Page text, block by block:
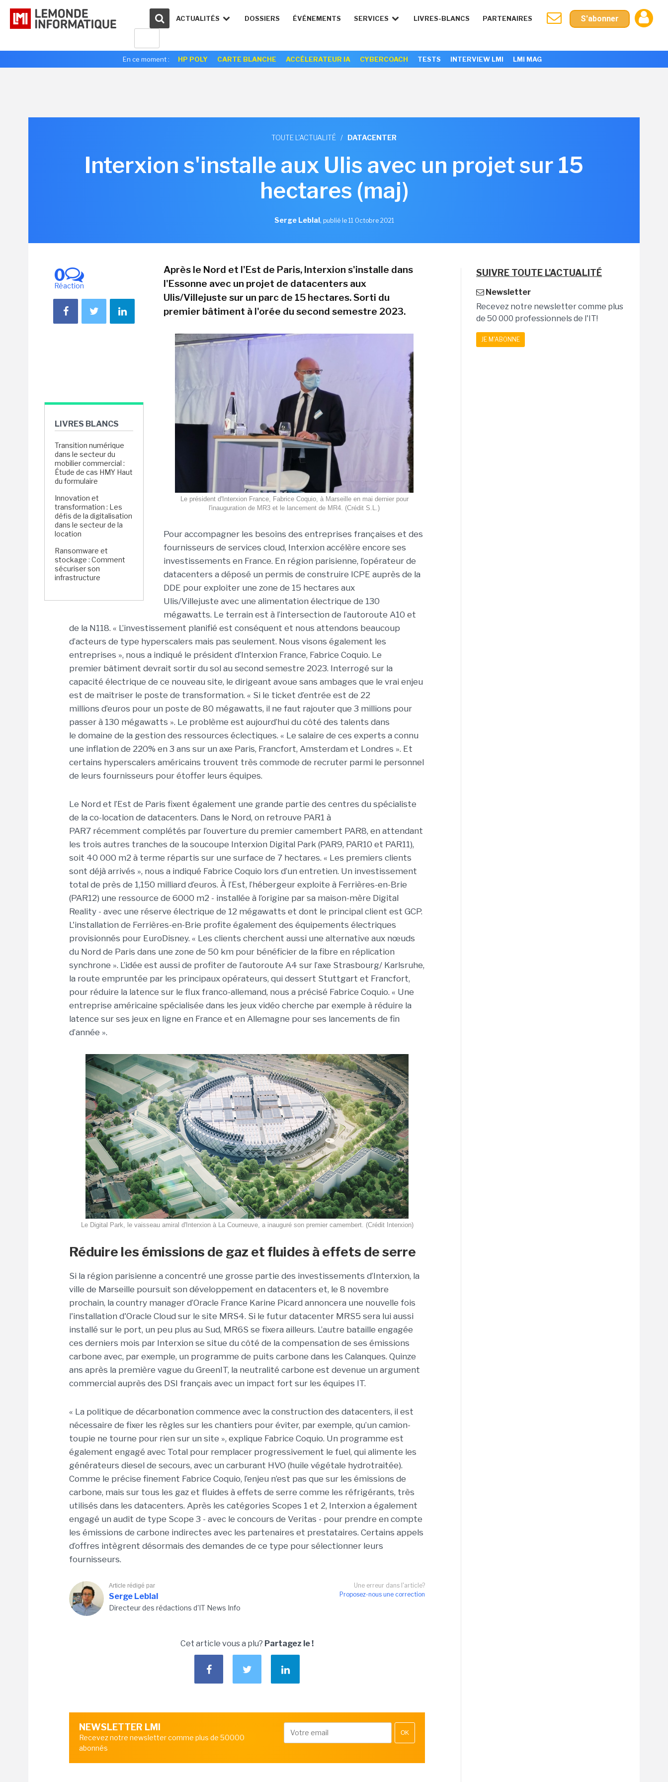
ACTUALITÉS DOSSIERS ÉVÉNEMENTS SERVICES LIVRES-BLANCS PARTENAIRES S'abonner
En ce moment : HP POLY CARTE BLANCHE ACCÉLERATEUR IA CYBERCOACH TESTS INTERVIEW LMI LMI MAG
TOUTE L'ACTUALITÉ / DATACENTER
Interxion s'installe aux Ulis avec un projet sur 15
hectares (maj)
Serge Leblal, publié le 11 Octobre 2021
0
Réaction
LIVRES BLANCS
Transition numérique
dans le secteur du
mobilier commercial :
Étude de cas HMY Haut
du formulaire
Innovation et
transformation : Les
défis de la digitalisation
dans le secteur de la
location
Ransomware et
stockage : Comment
sécuriser son
infrastructure
Après le Nord et l'Est de Paris, Interxion s'installe dans
l'Essonne avec un projet de datacenters aux
Ulis/Villejuste sur un parc de 15 hectares. Sorti du
premier bâtiment à l'orée du second semestre 2023.
Le président d'Interxion France, Fabrice Coquio, à Marseille en mai dernier pour
l'inauguration de MR3 et le lancement de MR4. (Crédit S.L.)
Pour accompagner les besoins des entreprises françaises et des
fournisseurs de services cloud, Interxion accélère encore ses
investissements en France. En région parisienne, l’opérateur de
datacenters a déposé un permis de construire ICPE auprès de la
DDE pour exploiter une zone de 15 hectares aux
Ulis/Villejuste avec une alimentation électrique de 130
mégawatts. Le terrain est à l’intersection de l’autoroute A10 et
de la N118. « L’investissement planifié est conséquent et nous attendons beaucoup
d’acteurs de type hyperscalers mais pas seulement. Nous visons également les
entreprises », nous a indiqué le président d’Interxion France, Fabrice Coquio. Le
premier bâtiment devrait sortir du sol au second semestre 2023. Interrogé sur la
capacité électrique de ce nouveau site, le dirigeant avoue sans ambages que le vrai enjeu
est de maîtriser le poste de transformation. « Si le ticket d’entrée est de 22
millions d’euros pour un poste de 80 mégawatts, il ne faut rajouter que 3 millions pour
passer à 130 mégawatts ». Le problème est aujourd’hui du côté des talents dans
le domaine de la gestion des ressources éclectiques. « Le salaire de ces experts a connu
une inflation de 220% en 3 ans sur un axe Paris, Francfort, Amsterdam et Londres ». Et
certains hyperscalers américains trouvent très commode de recruter parmi le personnel
de leurs fournisseurs pour étoffer leurs équipes.
Le Nord et l’Est de Paris fixent également une grande partie des centres du spécialiste
de la co-location de datacenters. Dans le Nord, on retrouve PAR1 à
PAR7 récemment complétés par l’ouverture du premier camembert PAR8, en attendant
les trois autres tranches de la soucoupe Interxion Digital Park (PAR9, PAR10 et PAR11),
soit 40 000 m2 à terme répartis sur une surface de 7 hectares. « Les premiers clients
sont déjà arrivés », nous a indiqué Fabrice Coquio lors d’un entretien. Un investissement
total de près de 1,150 milliard d’euros. À l’Est, l’hébergeur exploite à Ferrières-en-Brie
(PAR12) une ressource de 6000 m2 - installée à l’origine par sa maison-mère Digital
Reality - avec une réserve électrique de 12 mégawatts et dont le principal client est GCP.
L'installation de Ferrières-en-Brie profite également des équipements électriques
provisionnés pour EuroDisney. « Les clients cherchent aussi une alternative aux nœuds
du Nord de Paris dans une zone de 50 km pour bénéficier de la fibre en réplication
synchrone ». L’idée est aussi de profiter de l’autoroute A4 sur l’axe Strasbourg/ Karlsruhe,
la route empruntée par les principaux opérateurs, qui dessert Stuttgart et Francfort,
pour réduire la latence sur le flux franco-allemand, nous a précisé Fabrice Coquio. « Une
entreprise américaine spécialisée dans les jeux vidéo cherche par exemple à réduire la
latence sur ses jeux en ligne en France et en Allemagne pour ses lancements de fin
d’année ».
Le Digital Park, le vaisseau amiral d'Interxion à La Courneuve, a inauguré son premier camembert. (Crédit Interxion)
Réduire les émissions de gaz et fluides à effets de serre
Si la région parisienne a concentré une grosse partie des investissements d’Interxion, la
ville de Marseille poursuit son développement en datacenters et, le 8 novembre
prochain, la country manager d’Oracle France Karine Picard annoncera une nouvelle fois
l'installation d'Oracle Cloud sur le site MRS4. Si le futur datacenter MRS5 sera lui aussi
installé sur le port, un peu plus au Sud, MR6S se fixera ailleurs. L’autre bataille engagée
ces derniers mois par Interxion se situe du côté de la compensation de ses émissions
carbone avec, par exemple, un programme de puits carbone dans les Calanques. Quinze
ans après la première vague du GreenIT, la neutralité carbone est devenue un argument
commercial auprès des DSI français avec un impact fort sur les équipes IT.
« La politique de décarbonation commence avec la construction des datacenters, il est
nécessaire de fixer les règles sur les chantiers pour éviter, par exemple, qu’un camion-
toupie ne tourne pour rien sur un site », explique Fabrice Coquio. Un programme est
également engagé avec Total pour remplacer progressivement le fuel, qui alimente les
générateurs diesel de secours, avec un carburant HVO (huile végétale hydrotraitée).
Comme le précise finement Fabrice Coquio, l’enjeu n’est pas que sur les émissions de
carbone, mais sur tous les gaz et fluides à effets de serre comme les réfrigérants, très
utilisés dans les datacenters. Après les catégories Scopes 1 et 2, Interxion a également
engagé un audit de type Scope 3 - avec le concours de Veritas - pour prendre en compte
les émissions de carbone indirectes avec les partenaires et prestataires. Certains appels
d’offres intègrent désormais des demandes de ce type pour sélectionner leurs
fournisseurs.
Une erreur dans l'article?
Proposez-nous une correction
Article rédigé par
Serge Leblal
Directeur des rédactions d'IT News Info
Cet article vous a plu? Partagez le !
NEWSLETTER LMI
Recevez notre newsletter comme plus de 50000
abonnés
OK
SUIVRE TOUTE L'ACTUALITÉ
Newsletter
Recevez notre newsletter comme plus
de 50 000 professionnels de l'IT!
JE M'ABONNE